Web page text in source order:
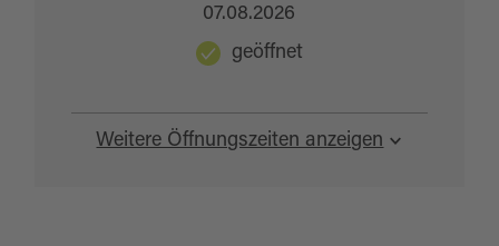
Weitere Öffnungszeiten anzeigen
07.08.2026
geöffnet